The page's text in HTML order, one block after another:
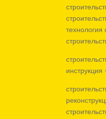
технология
инструкция